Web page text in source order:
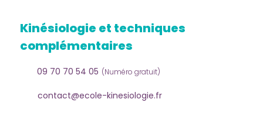
Kinésiologie et techniques
complémentaires
09 70 70 54 05 (Numéro gratuit)
contact@ecole-kinesiologie.fr